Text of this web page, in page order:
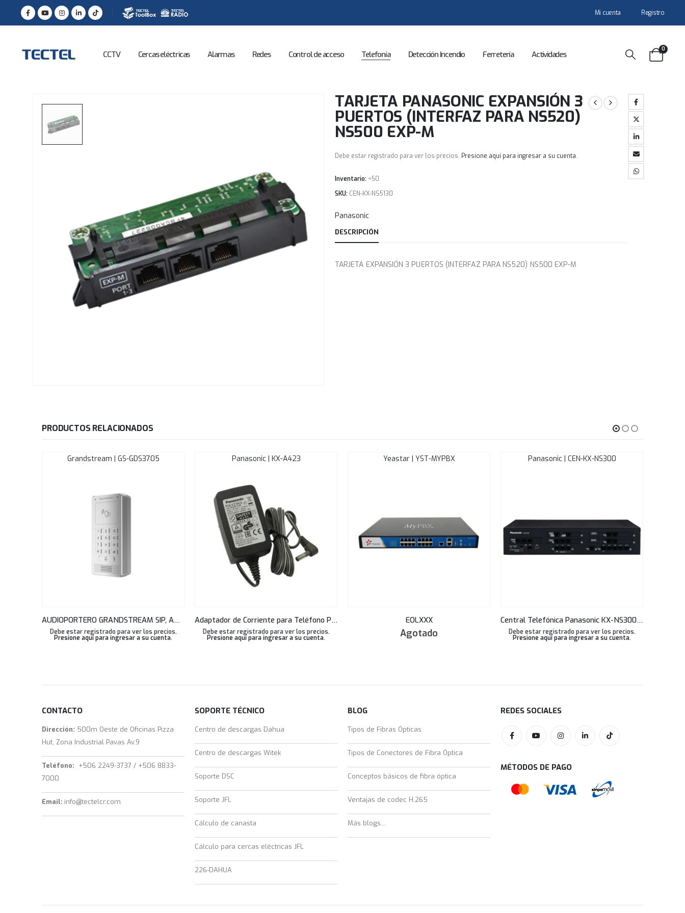
Mi cuenta Registro
CCTV Cercas eléctricas Alarmas Redes Control de acceso Telefonía Detección Incendio Ferretería Actividades
0
TARJETA PANASONIC EXPANSIÓN 3
PUERTOS (INTERFAZ PARA NS520)
NS500 EXP-M
Debe estar registrado para ver los precios. Presione aquí para ingresar a su cuenta.
Inventario: <50
SKU: CEN-KX-NS5130
Panasonic
DESCRIPCIÓN
TARJETA EXPANSIÓN 3 PUERTOS (INTERFAZ PARA NS520) NS500 EXP-M
PRODUCTOS RELACIONADOS
Grandstream | GS-GDS3705
AUDIOPORTERO GRANDSTREAM SIP, ANTIVANDALICO, APERTURA CODIGO, LLAMADA Y/O TARJETA GS-GDS3705
Debe estar registrado para ver los precios.
Presione aquí para ingresar a su cuenta.
Panasonic | KX-A423
Adaptador de Corriente para Teléfono Panasonic HDV130
Debe estar registrado para ver los precios.
Presione aquí para ingresar a su cuenta.
Yeastar | YST-MYPBX
EOLXXX
Agotado
Panasonic | CEN-KX-NS300
Central Telefónica Panasonic KX-NS300 6 CO 16SLT 2DLC
Debe estar registrado para ver los precios.
Presione aquí para ingresar a su cuenta.
CONTACTO
Dirección: 500m Oeste de Oficinas Pizza
Hut, Zona Industrial Pavas Av.9
Teléfono: +506 2249-3737 / +506 8833-
7000
Email: info@tectelcr.com
SOPORTE TÉCNICO
Centro de descargas Dahua
Centro de descargas Witek
Soporte DSC
Soporte JFL
Cálculo de canasta
Cálculo para cercas eléctricas JFL
226-DAHUA
BLOG
Tipos de Fibras Ópticas
Tipos de Conectores de Fibra Óptica
Conceptos básicos de fibra óptica
Ventajas de codec H.265
Más blogs...
REDES SOCIALES
MÉTODOS DE PAGO